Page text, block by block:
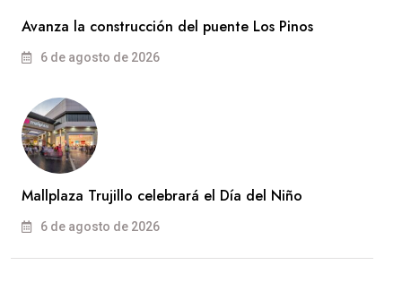
Avanza la construcción del puente Los Pinos
6 de agosto de 2026
Mallplaza Trujillo celebrará el Día del Niño
6 de agosto de 2026